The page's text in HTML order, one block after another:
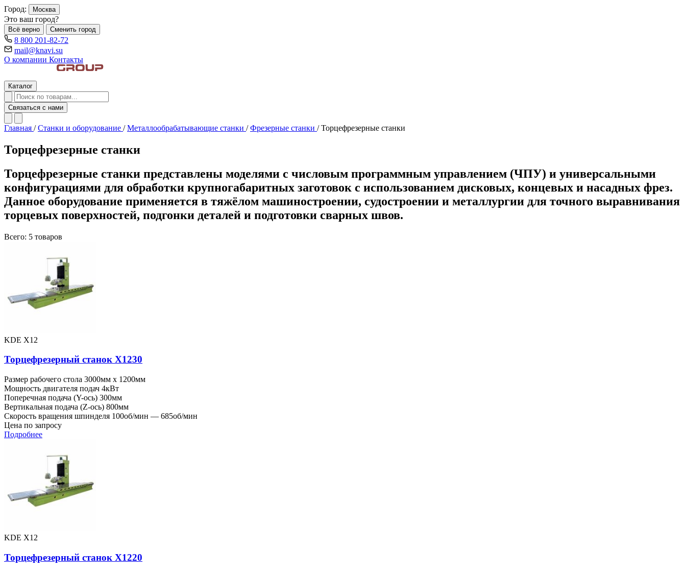
Город: Москва
Это ваш город?
Всё верно Сменить город
8 800 201-82-72
mail@knavi.su
О компании Контакты
Каталог
Связаться с нами
Главная / Станки и оборудование / Металлообрабатывающие станки / Фрезерные станки / Торцефрезерные станки
Торцефрезерные станки
Торцефрезерные станки представлены моделями с числовым программным управлением (ЧПУ) и универсальными
конфигурациями для обработки крупногабаритных заготовок с использованием дисковых, концевых и насадных фрез.
Данное оборудование применяется в тяжёлом машиностроении, судостроении и металлургии для точного выравнивания
торцевых поверхностей, подгонки деталей и подготовки сварных швов.
Всего: 5 товаров
KDE X12
Торцефрезерный станок X1230
Размер рабочего стола 3000мм x 1200мм
Мощность двигателя подач 4кВт
Поперечная подача (Y-ось) 300мм
Вертикальная подача (Z-ось) 800мм
Скорость вращения шпинделя 100об/мин — 685об/мин
Цена по запросу
Подробнее
KDE X12
Торцефрезерный станок X1220